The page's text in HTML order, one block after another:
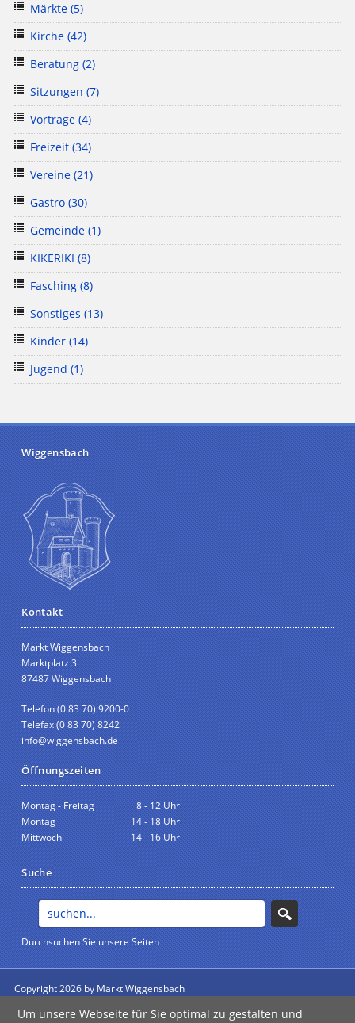
Märkte (5)
Kirche (42)
Beratung (2)
Sitzungen (7)
Vorträge (4)
Freizeit (34)
Vereine (21)
Gastro (30)
Gemeinde (1)
KIKERIKI (8)
Fasching (8)
Sonstiges (13)
Kinder (14)
Jugend (1)
Wiggensbach
Kontakt
Markt Wiggensbach
Marktplatz 3
87487 Wiggensbach
Telefon (0 83 70) 9200-0
Telefax (0 83 70) 8242
info@wiggensbach.de
Öffnungszeiten
Montag - Freitag
8 - 12 Uhr
Montag
14 - 18 Uhr
Mittwoch
14 - 16 Uhr
Suche
Durchsuchen Sie unsere Seiten
Copyright 2026 by Markt Wiggensbach
Impressum
| Datenschutz | Barrierefreiheit
Um unsere Webseite für Sie optimal zu gestalten und